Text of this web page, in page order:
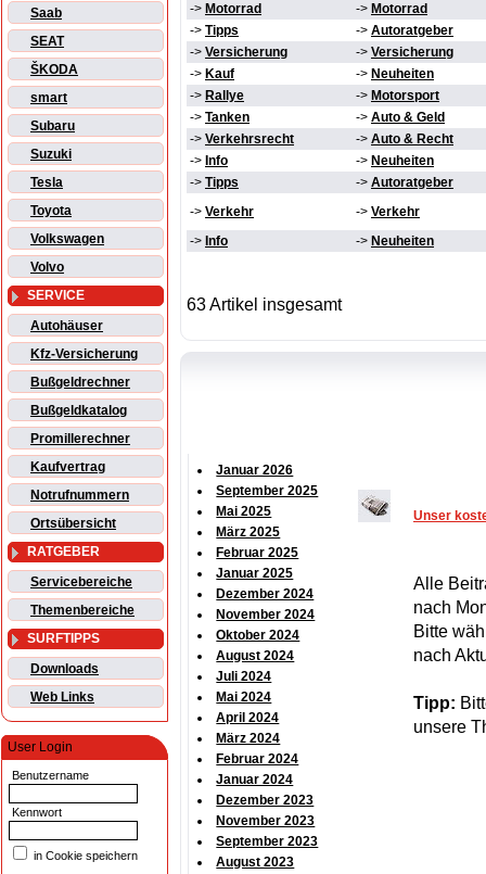
Saab
SEAT
ŠKODA
smart
Subaru
Suzuki
Tesla
Toyota
Volkswagen
Volvo
SERVICE
Autohäuser
Kfz-Versicherung
Bußgeldrechner
Bußgeldkatalog
Promillerechner
Kaufvertrag
Notrufnummern
Ortsübersicht
RATGEBER
Servicebereiche
Themenbereiche
SURFTIPPS
Downloads
Web Links
User Login
Benutzername
Kennwort
in Cookie speichern
-> Motorrad -> Motorrad
-> Tipps -> Autoratgeber
-> Versicherung -> Versicherung
-> Kauf -> Neuheiten
-> Rallye -> Motorsport
-> Tanken -> Auto & Geld
-> Verkehrsrecht -> Auto & Recht
-> Info -> Neuheiten
-> Tipps -> Autoratgeber
-> Verkehr -> Verkehr
-> Info -> Neuheiten
63 Artikel insgesamt
Januar 2026
September 2025
Mai 2025
März 2025
Februar 2025
Januar 2025
Dezember 2024
November 2024
Oktober 2024
August 2024
Juli 2024
Mai 2024
April 2024
März 2024
Februar 2024
Januar 2024
Dezember 2023
November 2023
September 2023
August 2023
Unser
Alle
nach
Bitte
nach
Tipp:
unsere